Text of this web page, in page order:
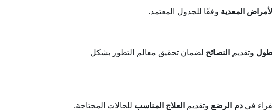
المعدية وفقًا للجدول المعتمد.
وتقديم النصائح لضمان تحقيق معالم التطور بشكل
في دم الرضع وتقديم العلاج المناسب للحالات المحتاجة.